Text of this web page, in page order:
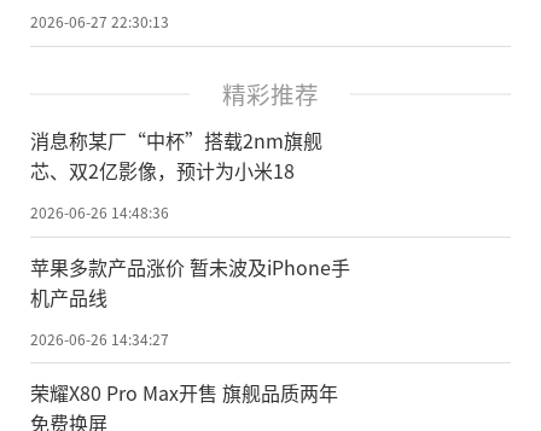
2026-06-27 22:30:13
精彩推荐
消息称某厂“中杯”搭载2nm旗舰
芯、双2亿影像，预计为小米18
2026-06-26 14:48:36
苹果多款产品涨价 暂未波及iPhone手
机产品线
2026-06-26 14:34:27
荣耀X80 Pro Max开售 旗舰品质两年
免费换屏